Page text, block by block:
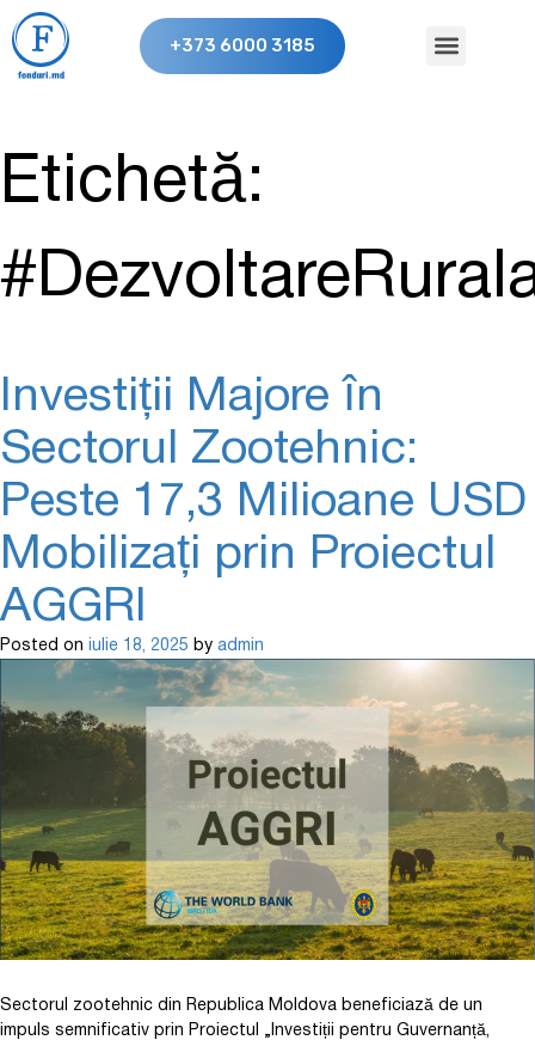
+373 6000 3185
Etichetă:
Investiții Majore în
Sectorul Zootehnic:
Peste 17,3 Milioane USD
Mobilizați prin Proiectul
AGGRI
Posted on iulie 18, 2025 by admin
Sectorul zootehnic din Republica Moldova beneficiază de un
impuls semnificativ prin Proiectul „Investiții pentru Guvernanță,